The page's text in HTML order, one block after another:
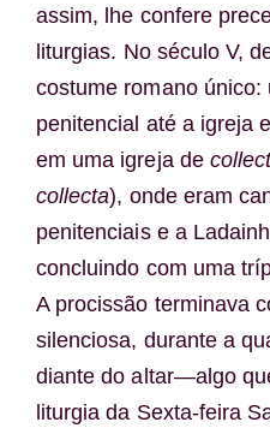
assim, lhe confere
liturgias. No século V,
costume romano único:
penitencial até a igreja
em uma igreja de
collecta), onde eram
penitenciais e a
concluindo com uma
A procissão terminava
silenciosa, durante a
diante do altar—algo
liturgia da Sexta-feira